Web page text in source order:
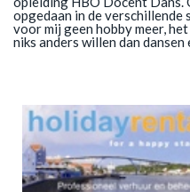
opgedaan in de verschillende
voor mij geen hobby meer,
niks anders willen dan dansen